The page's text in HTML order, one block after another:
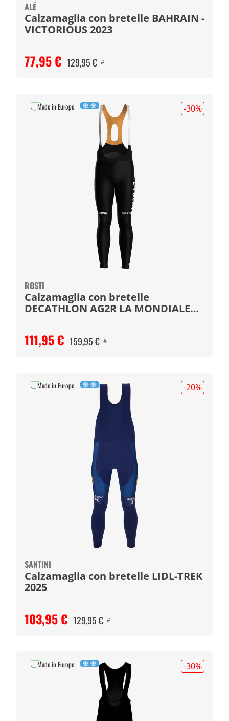
ALÉ
Calzamaglia con bretelle BAHRAIN -
VICTORIOUS 2023
77,95 € 129,95 € #
-30%
ROSTI
Calzamaglia con bretelle
DECATHLON AG2R LA MONDIALE
111,95 € 159,95 € #
Made in Europe
-20%
SANTINI
Calzamaglia con bretelle LIDL-TREK
2025
103,95 € 129,95 € #
Made in Europe
-30%
Made in Europe